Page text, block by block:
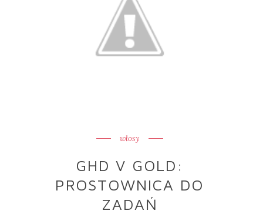
włosy
GHD V GOLD:
PROSTOWNICA DO
ZADAŃ